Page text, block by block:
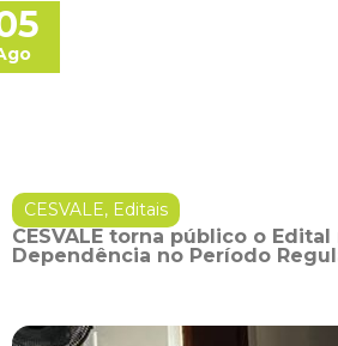
CESVALE, Editais
CESVALE torna público o
Dependência no Período